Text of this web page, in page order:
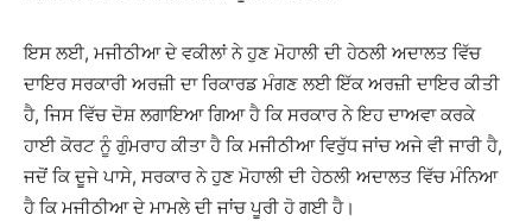
ਇਸ ਲਈ, ਮਜੀਠੀਆ ਦੇ ਵਕੀਲਾਂ ਨੇ ਹੁਣ ਮੋਹਾਲੀ ਦੀ ਹੇਠਲੀ ਅਦਾਲਤ ਵਿੱਚ
ਦਾਇਰ ਸਰਕਾਰੀ ਅਰਜ਼ੀ ਦਾ ਰਿਕਾਰਡ ਮੰਗਣ ਲਈ ਇੱਕ ਅਰਜ਼ੀ ਦਾਇਰ ਕੀਤੀ
ਹੈ, ਜਿਸ ਵਿੱਚ ਦੋਸ਼ ਲਗਾਇਆ ਗਿਆ ਹੈ ਕਿ ਸਰਕਾਰ ਨੇ ਇਹ ਦਾਅਵਾ ਕਰਕੇ
ਹਾਈ ਕੋਰਟ ਨੂੰ ਗੁੰਮਰਾਹ ਕੀਤਾ ਹੈ ਕਿ ਮਜੀਠੀਆ ਵਿਰੁੱਧ ਜਾਂਚ ਅਜੇ ਵੀ ਜਾਰੀ ਹੈ,
ਜਦੋਂ ਕਿ ਦੂਜੇ ਪਾਸੇ, ਸਰਕਾਰ ਨੇ ਹੁਣ ਮੋਹਾਲੀ ਦੀ ਹੇਠਲੀ ਅਦਾਲਤ ਵਿੱਚ ਮੰਨਿਆ
ਹੈ ਕਿ ਮਜੀਠੀਆ ਦੇ ਮਾਮਲੇ ਦੀ ਜਾਂਚ ਪੂਰੀ ਹੋ ਗਈ ਹੈ।